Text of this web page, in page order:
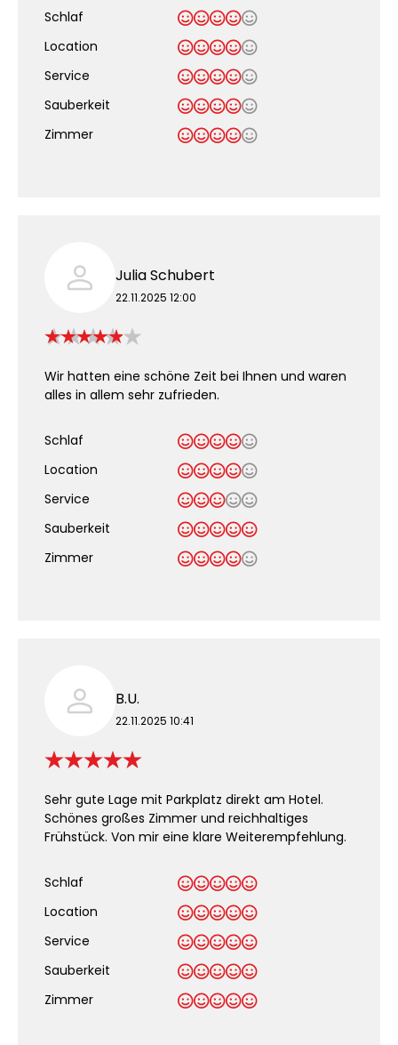
Schlaf
Location
Service
Sauberkeit
Zimmer
Julia Schubert
22.11.2025 12:00
Wir hatten eine schöne Zeit bei Ihnen und waren
alles in allem sehr zufrieden.
Schlaf
Location
Service
Sauberkeit
Zimmer
B.U.
22.11.2025 10:41
Sehr gute Lage mit Parkplatz direkt am Hotel.
Schönes großes Zimmer und reichhaltiges
Frühstück. Von mir eine klare Weiterempfehlung.
Schlaf
Location
Service
Sauberkeit
Zimmer